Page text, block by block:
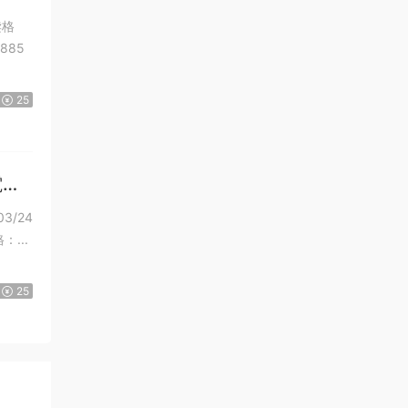
25
24
EISBN：9786264012348 規格：...
25